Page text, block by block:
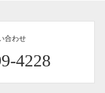
合わせ
4228